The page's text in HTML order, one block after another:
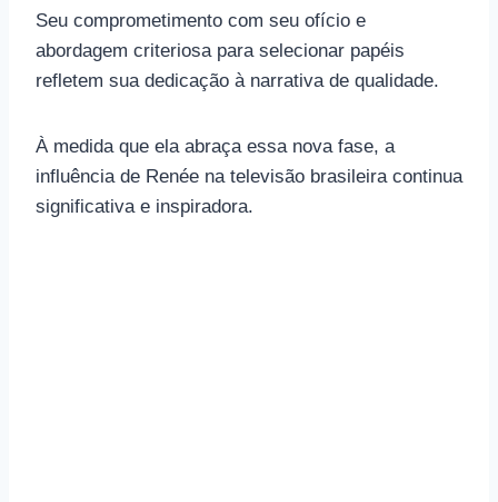
Seu comprometimento com seu ofício e
abordagem criteriosa para selecionar papéis
refletem sua dedicação à narrativa de qualidade.
À medida que ela abraça essa nova fase, a
influência de Renée na televisão brasileira continua
significativa e inspiradora.